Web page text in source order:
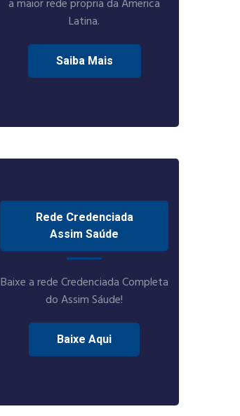
a maior rede propria da America
Latina.
Saiba Mais
Rede Credenciada
Assim Saúde
Baixe a rede Credenciada Completa
do Assim Sáude!
Baixe Aqui